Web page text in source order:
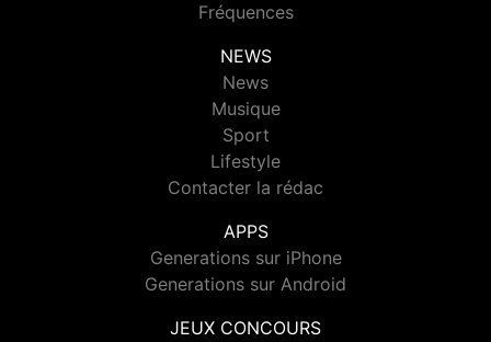
Fréquences
NEWS
News
Musique
Sport
Lifestyle
Contacter la rédac
APPS
Generations sur iPhone
Generations sur Android
JEUX CONCOURS